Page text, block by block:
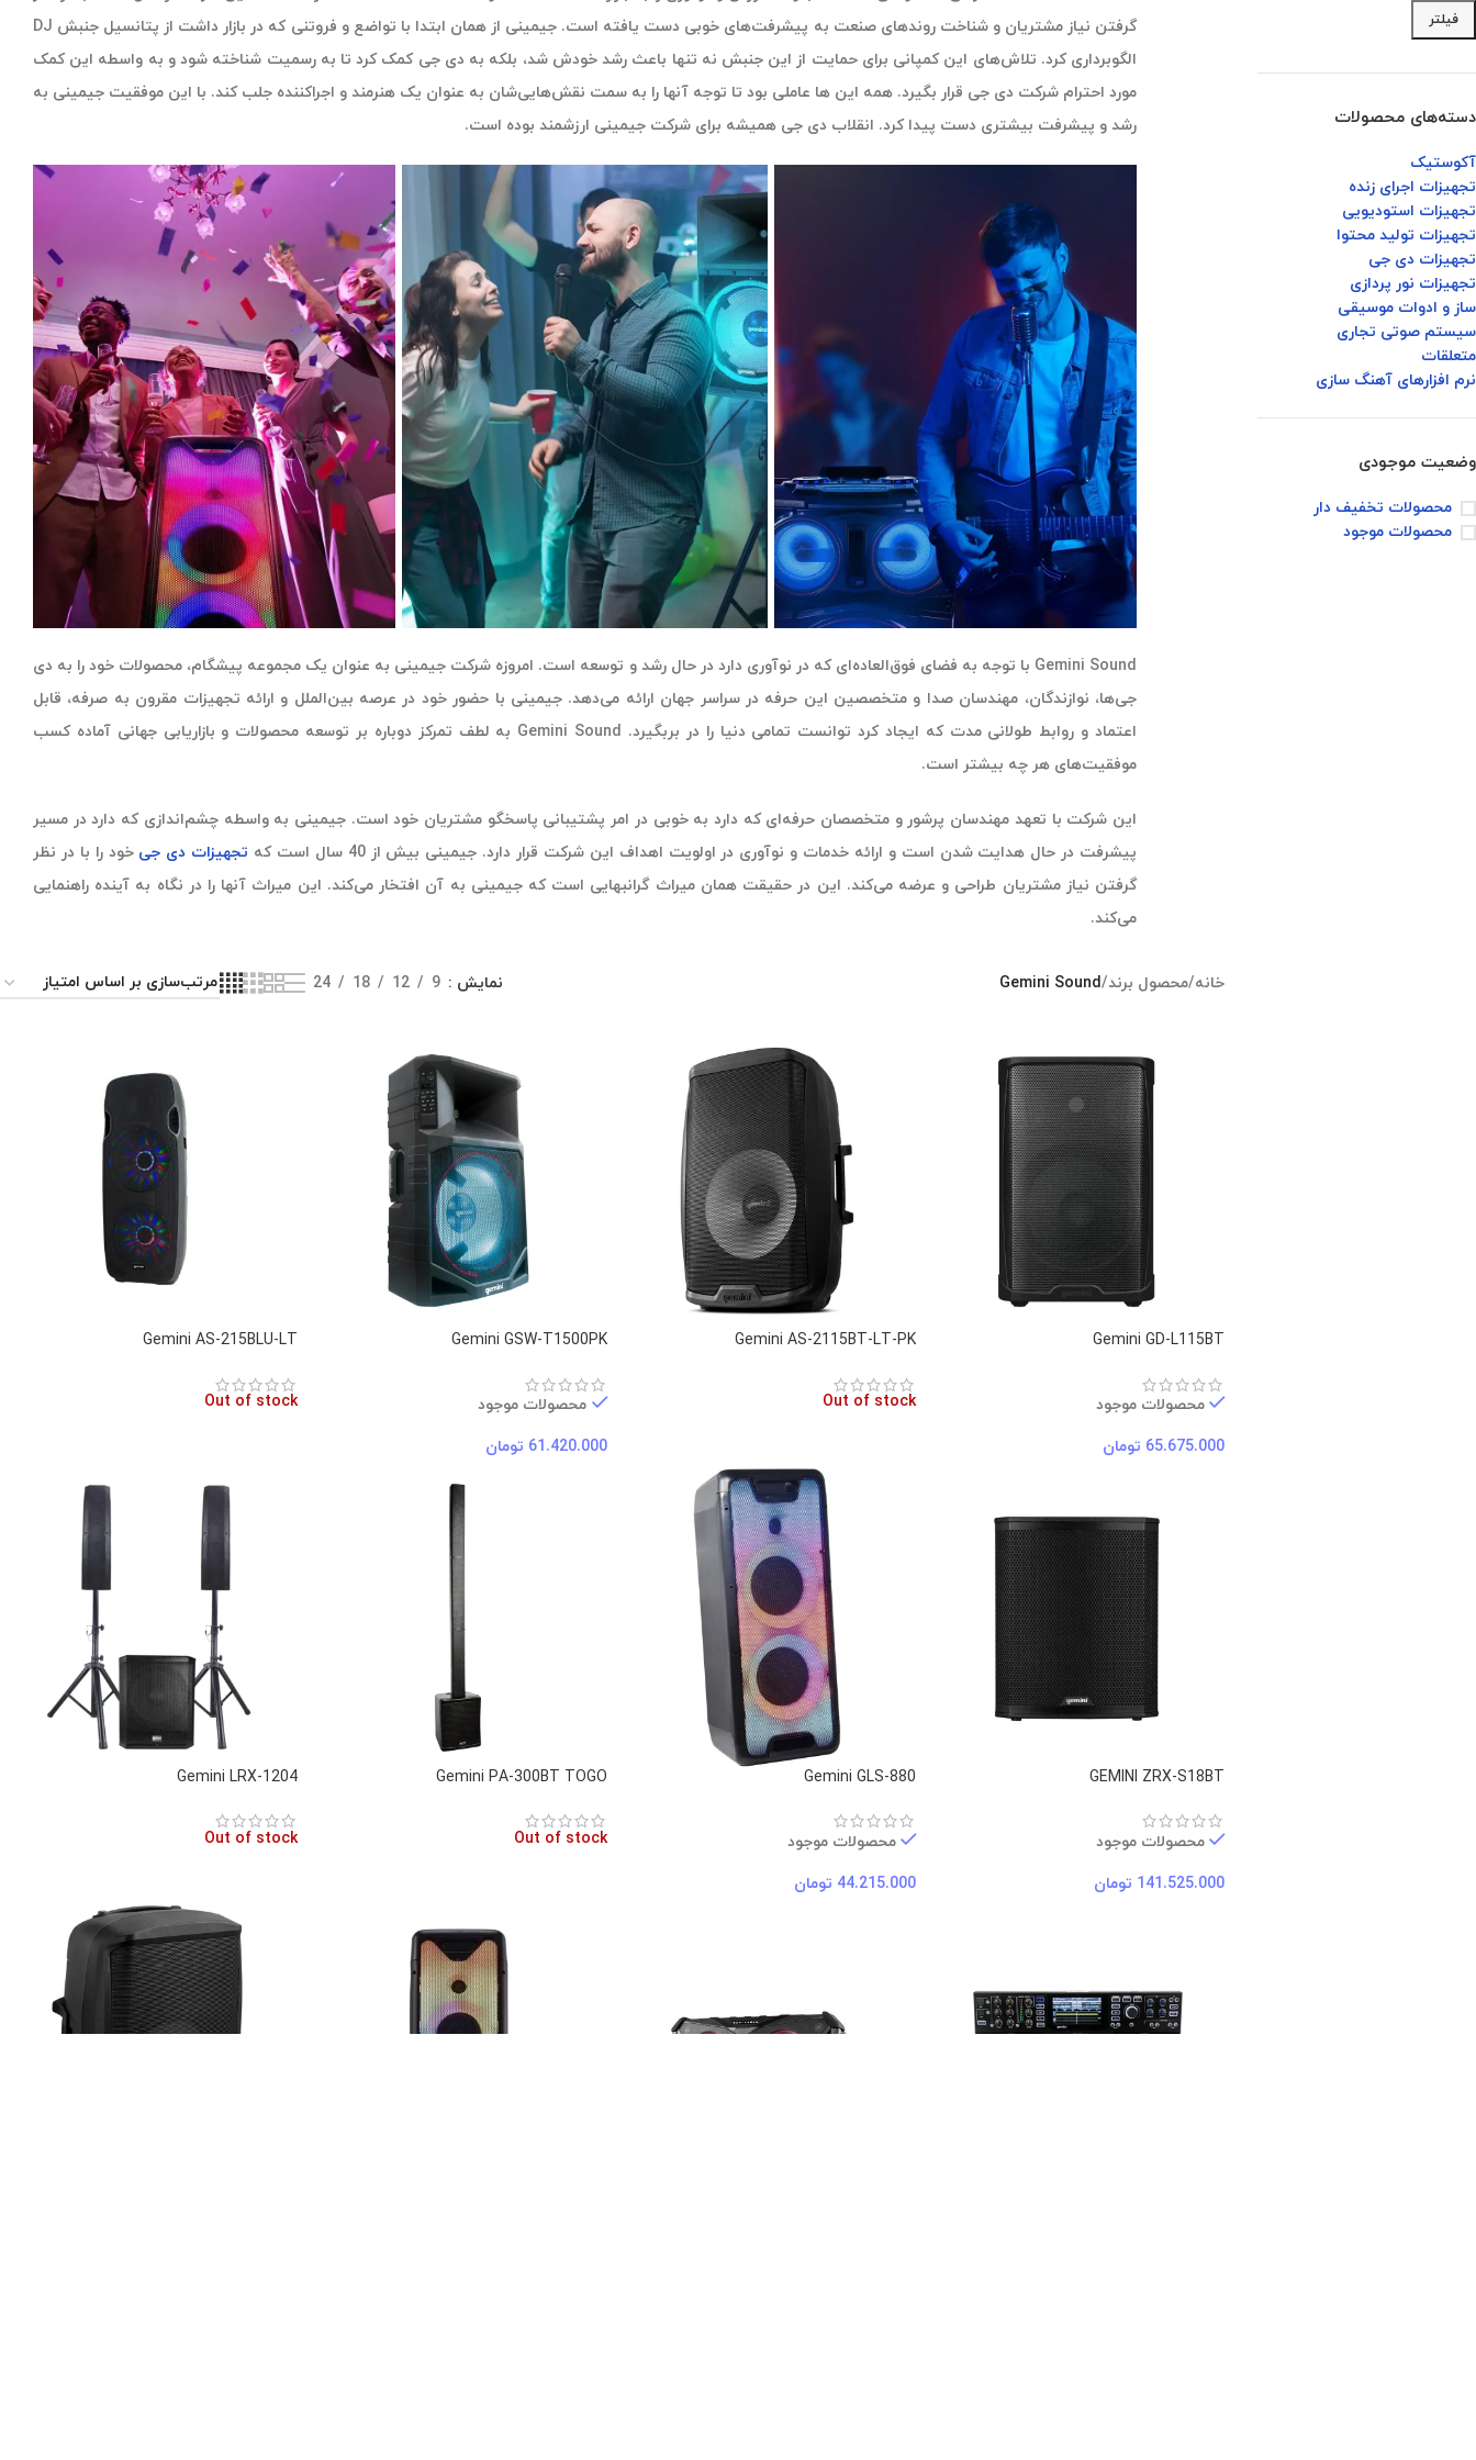
فیلتر
دسته‌های محصولات
آکوستیک
تجهیزات اجرای زنده
تجهیزات استودیویی
تجهیزات تولید محتوا
تجهیزات دی جی
تجهیزات نور پردازی
ساز و ادوات موسیقی
سیستم صوتی تجاری
متعلقات
نرم افزارهای آهنگ سازی
وضعیت موجودی
محصولات تخفیف دار
محصولات موجود
گرفتن نیاز مشتریان و شناخت روندهای صنعت به پیشرفت‌های خوبی دست یافته است. جیمینی از همان ابتدا با تواضع و فروتنی که در بازار داشت از پتانسیل جنبش DJ
الگوبرداری کرد. تلاش‌های این کمپانی برای حمایت از این جنبش نه تنها باعث رشد خودش شد، بلکه به دی جی کمک کرد تا به رسمیت شناخته شود و به واسطه این کمک
مورد احترام شرکت دی جی قرار بگیرد. همه این ها عاملی بود تا توجه آنها را به سمت نقش‌هایی‌شان به عنوان یک هنرمند و اجراکننده جلب کند. با این موفقیت جیمینی به
رشد و پیشرفت بیشتری دست پیدا کرد. انقلاب دی جی همیشه برای شرکت جیمینی ارزشمند بوده است.
Gemini Sound با توجه به فضای فوق‌العاده‌ای که در نوآوری دارد در حال رشد و توسعه است. امروزه شرکت جیمینی به عنوان یک مجموعه پیشگام، محصولات خود را به دی
جی‌ها، نوازندگان، مهندسان صدا و متخصصین این حرفه در سراسر جهان ارائه می‌دهد. جیمینی با حضور خود در عرصه بین‌الملل و ارائه تجهیزات مقرون به صرفه، قابل
اعتماد و روابط طولانی مدت که ایجاد کرد توانست تمامی دنیا را در بربگیرد. Gemini Sound به لطف تمرکز دوباره بر توسعه محصولات و بازاریابی جهانی آماده کسب
موفقیت‌های هر چه بیشتر است.
این شرکت با تعهد مهندسان پرشور و متخصصان حرفه‌ای که دارد به خوبی در امر پشتیبانی پاسخگو مشتریان خود است. جیمینی به واسطه چشم‌اندازی که دارد در مسیر
پیشرفت در حال هدایت شدن است و ارائه خدمات و نوآوری در اولویت اهداف این شرکت قرار دارد. جیمینی بیش از 40 سال است که
تجهیزات دی جی خود را با در نظر
گرفتن نیاز مشتریان طراحی و عرضه می‌کند. این در حقیقت همان میراث گرانبهایی است که جیمینی به آن افتخار می‌کند. این میراث آنها را در نگاه به آینده راهنمایی
می‌کند.
خانه/محصول برند/
Gemini Sound نمایش 9
12
18
24
Gemini GD-L115BT
محصولات موجود
65.675.000 تومان
Gemini AS-2115BT-LT-PK
Out of stock
Gemini GSW-T1500PK
محصولات موجود
61.420.000 تومان
Gemini AS-215BLU-LT
Out of stock
GEMINI ZRX-S18BT
محصولات موجود
141.525.000 تومان
Gemini GLS-880
محصولات موجود
44.215.000 تومان
Gemini PA-300BT TOGO
Out of stock
Gemini LRX-1204
Out of stock